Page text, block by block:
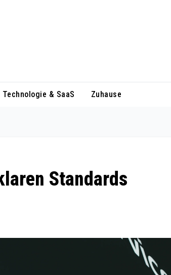
Technologie & SaaS Zuhause
Standards